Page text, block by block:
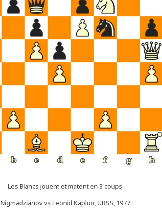
Les Blancs jouent et matent en 3 coups
Nigmadzianov vs Leonid Kaplun, URSS, 1977